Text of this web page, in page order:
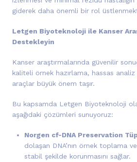
giderek daha önemli bir rol
Letgen Biyoteknoloji ile Kanser
Destekleyin
Kanser araştırmalarında güvenilir
kaliteli örnek hazırlama, hassas
araçlar büyük önem taşır.
Bu kapsamda Letgen Biyoteknoloji
aşağıdaki çözümleri sunuyoruz:
Norgen cf-DNA Preservation
dolaşan DNA’nın örnek toplama
stabil şekilde korunmasını sağlar.